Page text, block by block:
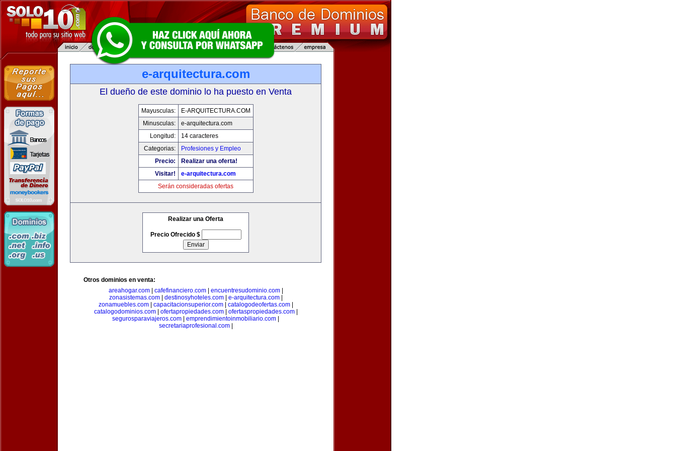
e-arquitectura.com
El dueño de este dominio lo ha puesto en Venta
Mayusculas:
E-ARQUITECTURA.COM
Minusculas:
e-arquitectura.com
Longitud:
14 caracteres
Categorias:
Profesiones y Empleo
Precio:
Realizar una oferta!
Visitar!
e-arquitectura.com
Serán consideradas ofertas
Realizar una Oferta
Precio Ofrecido $
Otros dominios en venta:
areahogar.com| cafefinanciero.com| encuentresudominio.com|
zonasistemas.com| destinosyhoteles.com| e-arquitectura.com|
zonamuebles.com| capacitacionsuperior.com| catalogodeofertas.com|
catalogodominios.com| ofertapropiedades.com| ofertaspropiedades.com|
segurosparaviajeros.com
emprendimientoinmobiliario.com
secretariaprofesional.com|